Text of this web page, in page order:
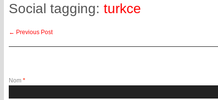
Social tagging: turkce
← Previous Post
Nom *